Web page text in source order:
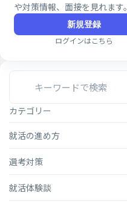
や対策情報、面接を見れます。
新規登録
ログインはこちら
カテゴリー
就活の進め方
選考対策
就活体験談